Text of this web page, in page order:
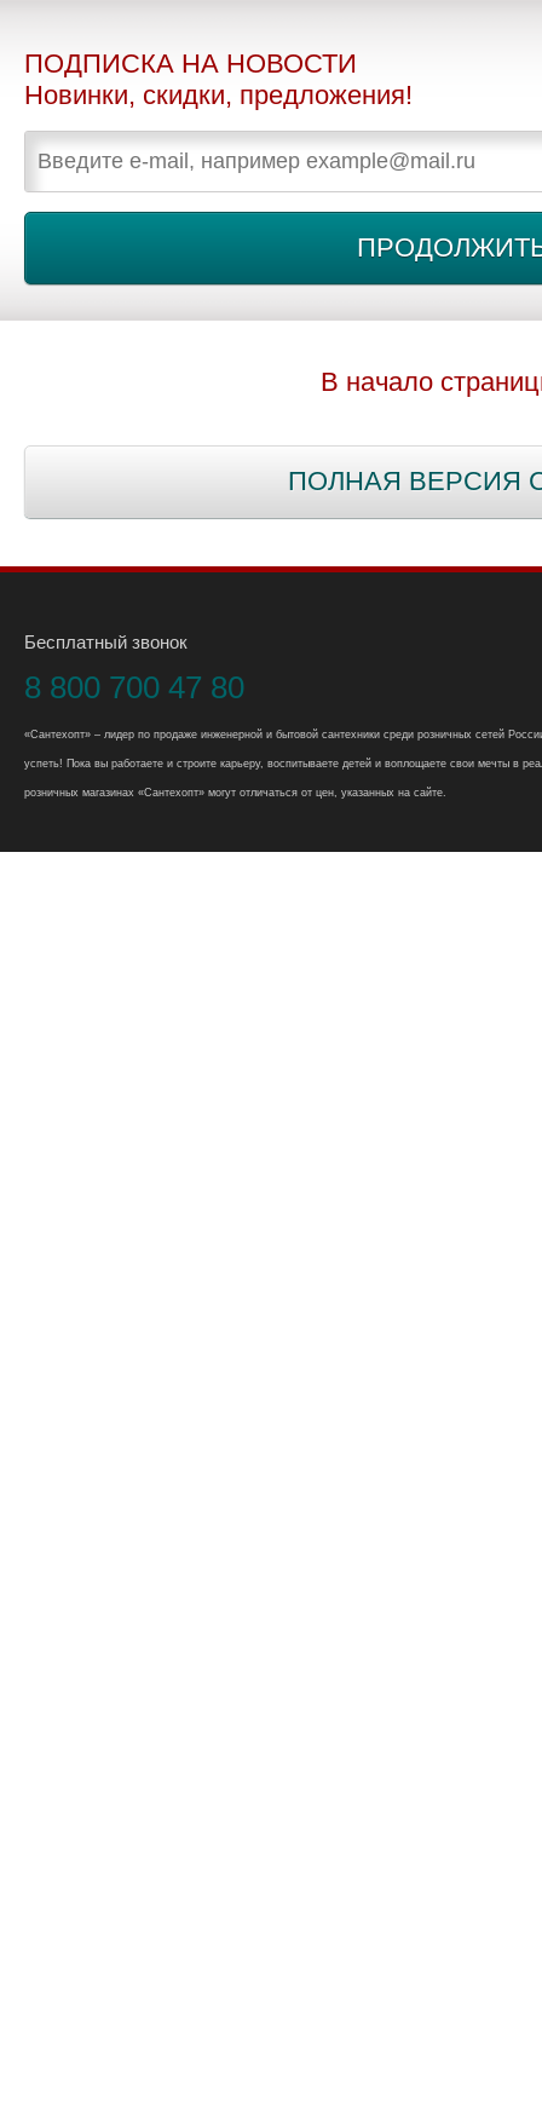
ПОДПИСКА НА НОВОСТИ
Новинки, скидки, предложения!
В начало
ПОЛНАЯ ВЕРСИЯ
Бесплатный звонок
8 800 700 47 80
«Сантехопт» – лидер по продаже инженерной и бытовой сантехники среди розничных сетей
успеть! Пока вы работаете и строите карьеру, воспитываете детей и воплощаете свои мечты в
розничных магазинах «Сантехопт» могут отличаться от цен, указанных на сайте.